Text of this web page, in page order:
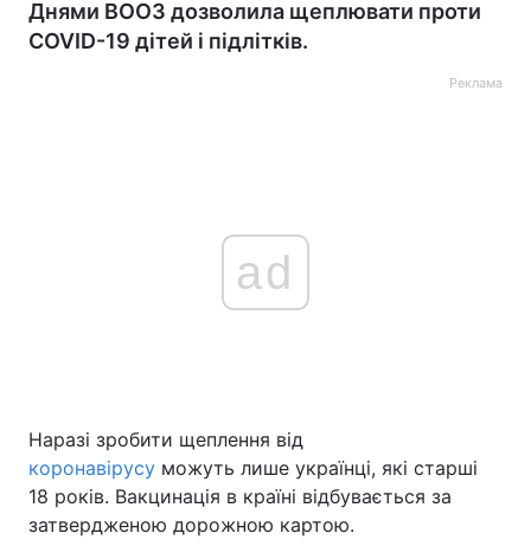
Днями ВООЗ дозволила щеплювати проти
COVID-19 дітей і підлітків.
Реклама
ad
Наразі зробити щеплення від
коронавірусу можуть лише українці, які старші
18 років. Вакцинація в країні відбувається за
затвердженою дорожною картою.